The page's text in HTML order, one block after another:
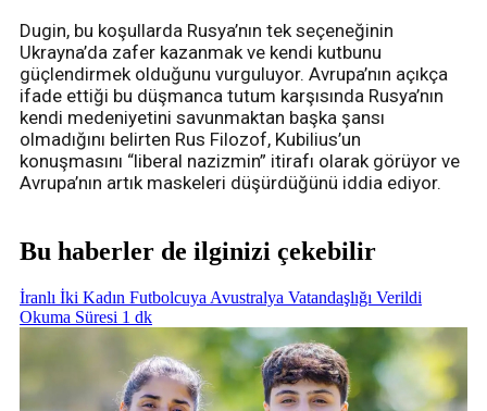
Dugin, bu koşullarda Rusya’nın tek seçeneğinin
Ukrayna’da zafer kazanmak ve kendi kutbunu
güçlendirmek olduğunu vurguluyor. Avrupa’nın açıkça
ifade ettiği bu düşmanca tutum karşısında Rusya’nın
kendi medeniyetini savunmaktan başka şansı
olmadığını belirten Rus Filozof, Kubilius’un
konuşmasını “liberal nazizmin” itirafı olarak görüyor ve
Avrupa’nın artık maskeleri düşürdüğünü iddia ediyor.
Bu haberler de ilginizi çekebilir
İranlı İki Kadın Futbolcuya Avustralya Vatandaşlığı Verildi
Okuma Süresi 1 dk